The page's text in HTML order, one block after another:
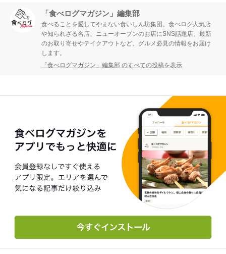
「食べログマガジン」編集部
食べることを愛してやまない食いしん坊集団。食べログ人気店
や知られざる名店、ニューオープンのお店にSNS話題店、最新
のお取り寄せやテイクアウトなど、グルメ必見の情報をお届け
します。
「食べログマガジン」編集部 のすべての投稿を表示